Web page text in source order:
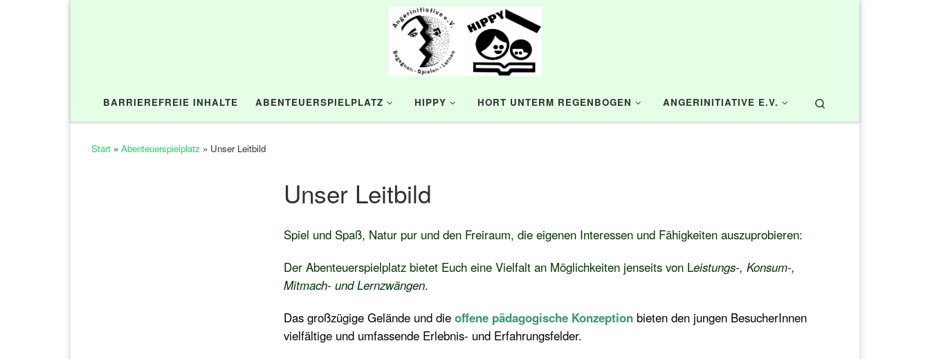
BARRIEREFREIE INHALTE ABENTEUERSPIELPLATZ HIPPY HORT UNTERM REGENBOGEN ANGERINITIATIVE E.V.
Start » Abenteuerspielplatz » Unser Leitbild
Unser Leitbild
Spiel und Spaß, Natur pur und den Freiraum, die eigenen Interessen und Fähigkeiten auszuprobieren:
Der Abenteuerspielplatz bietet Euch eine Vielfalt an Möglichkeiten jenseits von Leistungs-, Konsum-,
Mitmach- und Lernzwängen.
Das großzügige Gelände und die offene pädagogische Konzeptionbieten den jungen BesucherInnen
vielfältige und umfassende Erlebnis- und Erfahrungsfelder.